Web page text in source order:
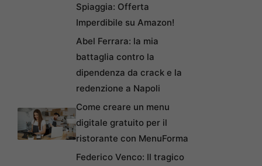
Spiaggia: Offerta
Imperdibile su Amazon!
Abel Ferrara: la mia
battaglia contro la
dipendenza da crack e la
redenzione a Napoli
Come creare un menu
digitale gratuito per il
ristorante con MenuForma
Federico Venco: Il tragico